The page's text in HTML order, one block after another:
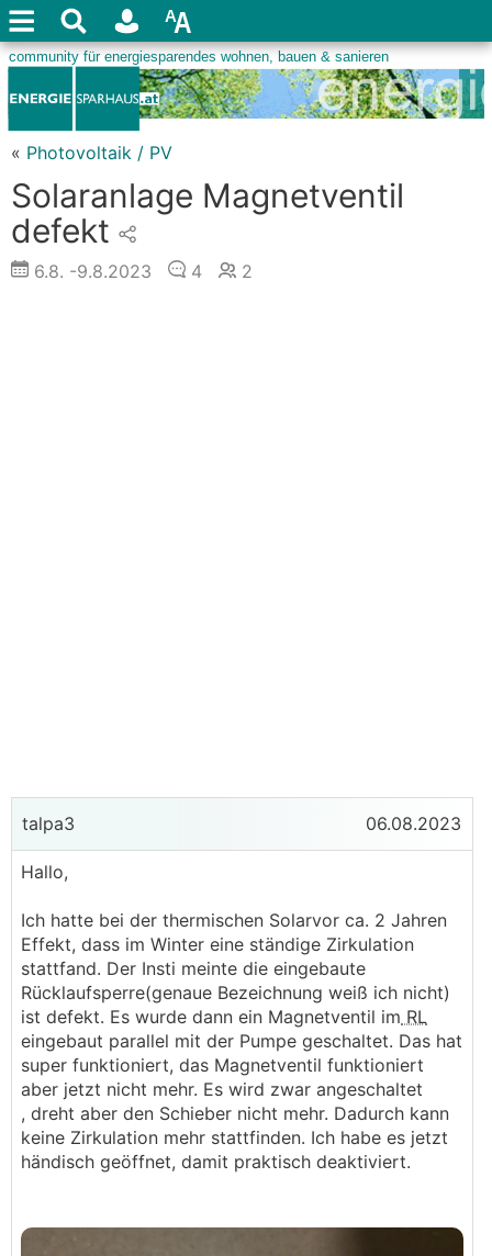
« Photovoltaik / PV
Solaranlage Magnetventil
defekt
6.8. -9.8.2023 4 2
talpa3 06.08.2023
Hallo,
Ich hatte bei der thermischen Solarvor ca. 2 Jahren
Effekt, dass im Winter eine ständige Zirkulation
stattfand. Der Insti meinte die eingebaute
Rücklaufsperre(genaue Bezeichnung weiß ich nicht)
ist defekt. Es wurde dann ein Magnetventil im RL
eingebaut parallel mit der Pumpe geschaltet. Das hat
super funktioniert, das Magnetventil funktioniert
aber jetzt nicht mehr. Es wird zwar angeschaltet
, dreht aber den Schieber nicht mehr. Dadurch kann
keine Zirkulation mehr stattfinden. Ich habe es jetzt
händisch geöffnet, damit praktisch deaktiviert.